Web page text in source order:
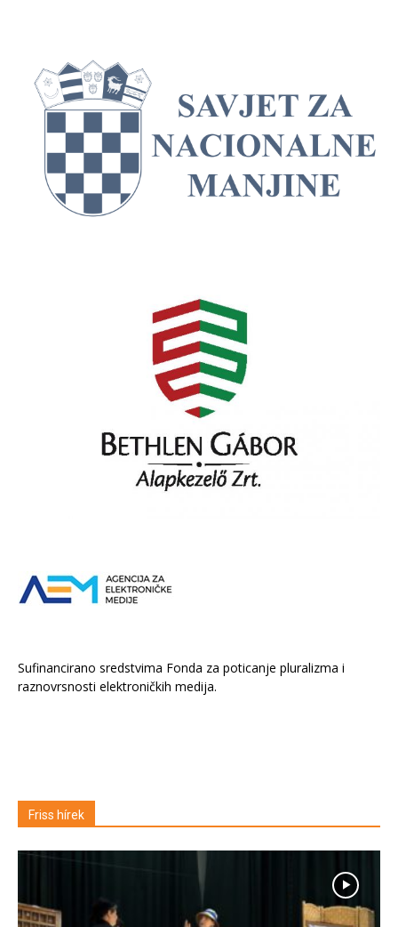
Sufinancirano sredstvima Fonda za poticanje pluralizma i
raznovrsnosti elektroničkih medija.
Friss hírek